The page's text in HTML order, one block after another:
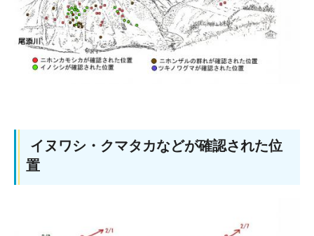
イヌワシ・クマタカなどが確認された位
置